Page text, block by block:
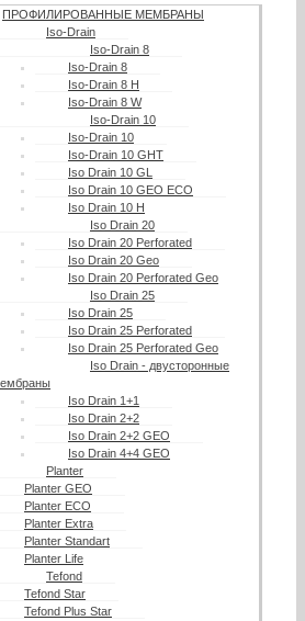
ПРОФИЛИРОВАННЫЕ МЕМБРАНЫ
Iso-Drain
Iso-Drain 8
Iso-Drain 8
Iso-Drain 8 Н
Iso-Drain 8 W
Iso-Drain 10
Iso-Drain 10
Iso-Drain 10 GHT
Iso Drain 10 GL
Iso Drain 10 GEO ECO
Iso Drain 10 H
Iso Drain 20
Iso Drain 20 Perforated
Iso Drain 20 Geo
Iso Drain 20 Perforated Geo
Iso Drain 25
Iso Drain 25
Iso Drain 25 Perforated
Iso Drain 25 Perforated Geo
Iso Drain - двусторонные
Iso Drain 1+1
Iso Drain 2+2
Iso Drain 2+2 GEO
Iso Drain 4+4 GEO
Planter
Planter GEO
Planter ECO
Planter Extra
Planter Standart
Planter Life
Tefond
Tefond Star
Tefond Plus Star